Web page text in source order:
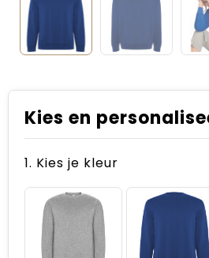
Kies en
1. Kies je kleur